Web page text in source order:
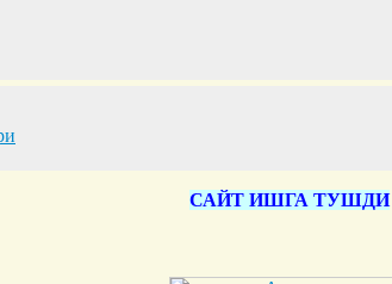
САЙТ ИШГА ТУШДИ